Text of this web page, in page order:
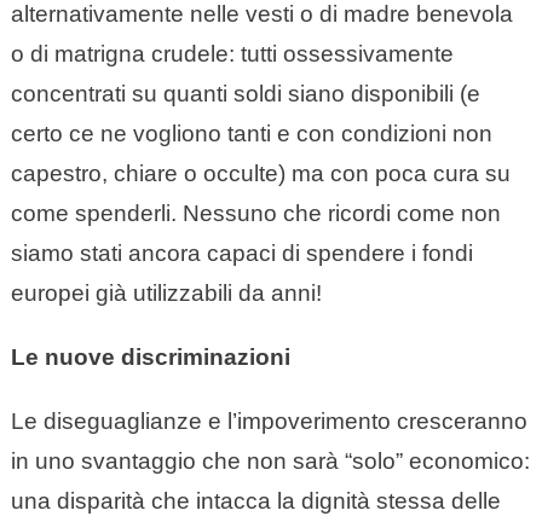
alternativamente nelle vesti o di madre benevola
o di matrigna crudele: tutti ossessivamente
concentrati su quanti soldi siano disponibili (e
certo ce ne vogliono tanti e con condizioni non
capestro, chiare o occulte) ma con poca cura su
come spenderli. Nessuno che ricordi come non
siamo stati ancora capaci di spendere i fondi
europei già utilizzabili da anni!
Le nuove discriminazioni
Le diseguaglianze e l’impoverimento cresceranno
in uno svantaggio che non sarà “solo” economico:
una disparità che intacca la dignità stessa delle